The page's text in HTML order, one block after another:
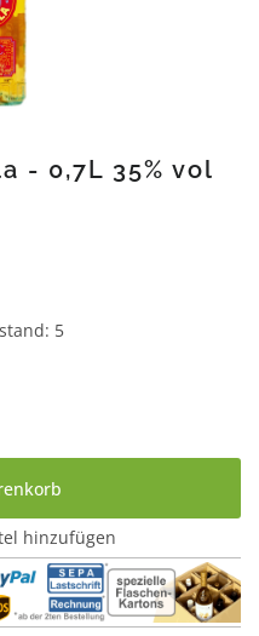
- 0,7L 35% vol
4.9 von 5 Sternen
5
gewünschten
hinzufügen